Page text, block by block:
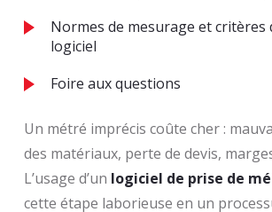
Normes de mesurage et critères
logiciel
Foire aux questions
Un métré imprécis coûte cher :
des matériaux, perte de devis,
L’usage d’un logiciel de prise de
cette étape laborieuse en un